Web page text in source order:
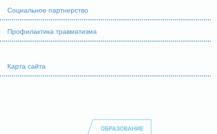
Социальное партнерство
Профилактика травматизма
Карта сайта